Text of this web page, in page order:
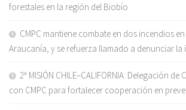
forestales en la región del Biobío
CMPC mantiene combate en dos incendios
Araucanía, y se refuerza llamado a denunciar
2ª MISIÓN CHILE–CALIFORNIA: Delegación de
con CMPC para fortalecer cooperación en